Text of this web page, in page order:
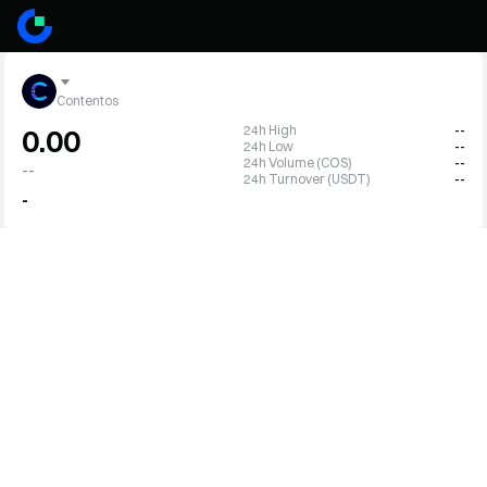
Contentos
0.00
--
-
24h High
--
24h Low
--
24h Volume (COS)
--
24h Turnover (USDT)
--